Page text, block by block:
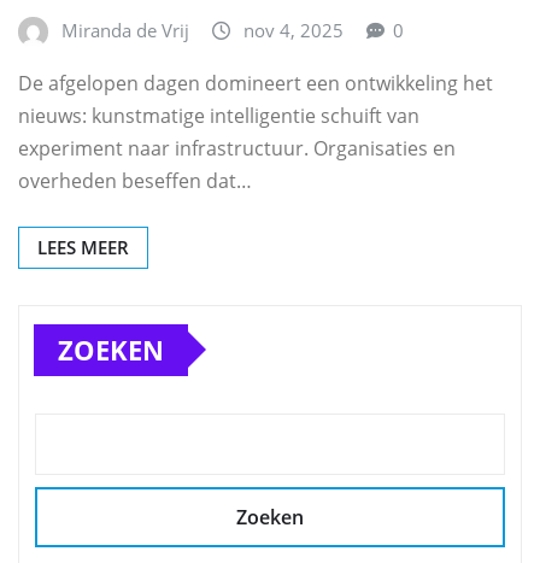
Miranda de Vrij nov 4, 2025 0
De afgelopen dagen domineert een ontwikkeling het
nieuws: kunstmatige intelligentie schuift van
experiment naar infrastructuur. Organisaties en
overheden beseffen dat…
LEES MEER
ZOEKEN
Zoeken